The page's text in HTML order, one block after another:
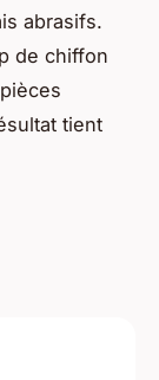
abrasifs.
de chiffon
tient